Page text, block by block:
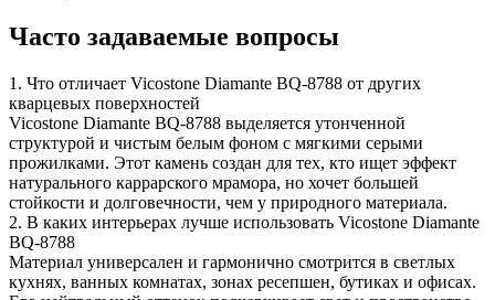
Часто задаваемые вопросы
1. Что отличает Vicostone Diamante BQ-8788 от других
кварцевых поверхностей
Vicostone Diamante BQ-8788 выделяется утонченной
структурой и чистым белым фоном с мягкими серыми
прожилками. Этот камень создан для тех, кто ищет эффект
натурального каррарского мрамора, но хочет большей
стойкости и долговечности, чем у природного материала.
2. В каких интерьерах лучше использовать Vicostone Diamante
BQ-8788
Материал универсален и гармонично смотрится в светлых
кухнях, ванных комнатах, зонах ресепшен, бутиках и офисах.